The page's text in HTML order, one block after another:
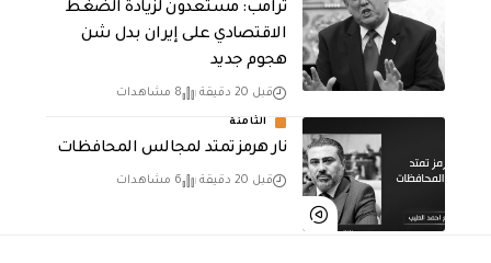
‏ترامب: مستعدون لزيادة الضغط
الاقتصادي على إيران بدل شن
هجوم جديد
قبل 20 دقيقة 8 مشاهدات
الثامنة
نار هرمز تمتد لمجالس المحافظات
قبل 20 دقيقة 6 مشاهدات